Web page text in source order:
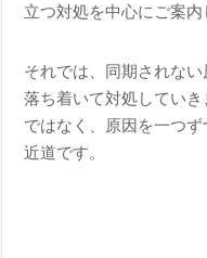
立つ対処を中心にご案内
それでは、同期されない
落ち着いて対処してい
ではなく、原因を一つ
近道です。